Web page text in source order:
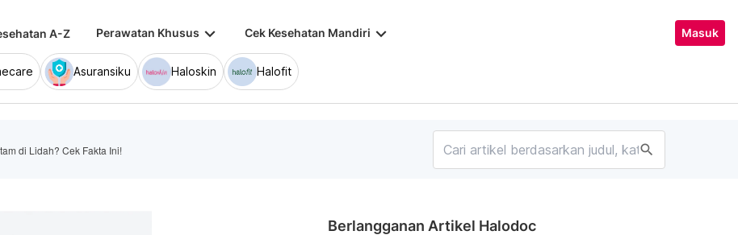
A-Z Perawatan Khusus keyboard_arrow_down Cek Kesehatan Mandiri keyboard_arrow_down Masuk
Asuransiku Haloskin Halofit
di Lidah? Cek Fakta Ini! search
Berlangganan Artikel Halodoc